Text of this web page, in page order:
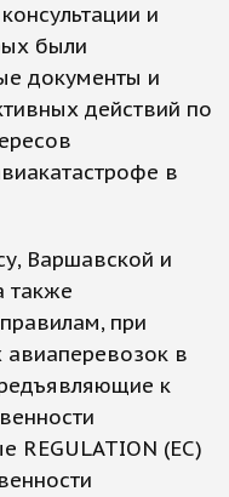
и
были
документы и
действий по
в
Варшавской и
также
при
в
к
REGULATION (EC)